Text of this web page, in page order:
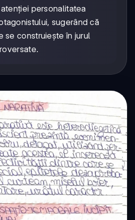
personalitatea
sugerând că
se construiește în jurul